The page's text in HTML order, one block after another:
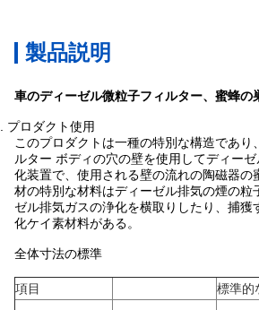
製品説明
車のディーゼル微粒子フィルター、蜜蜂の
プロダクト使用
このプロダクトは一種の特別な構造であり
ルター ボディの穴の壁を使用してディー
化装置で、使用される壁の流れの陶磁器の
材の特別な材料はディーゼル排気の煙の粒
ゼル排気ガスの浄化を横取りしたり、捕獲
化ケイ素材料がある。
全体寸法の標準
項目 標準的